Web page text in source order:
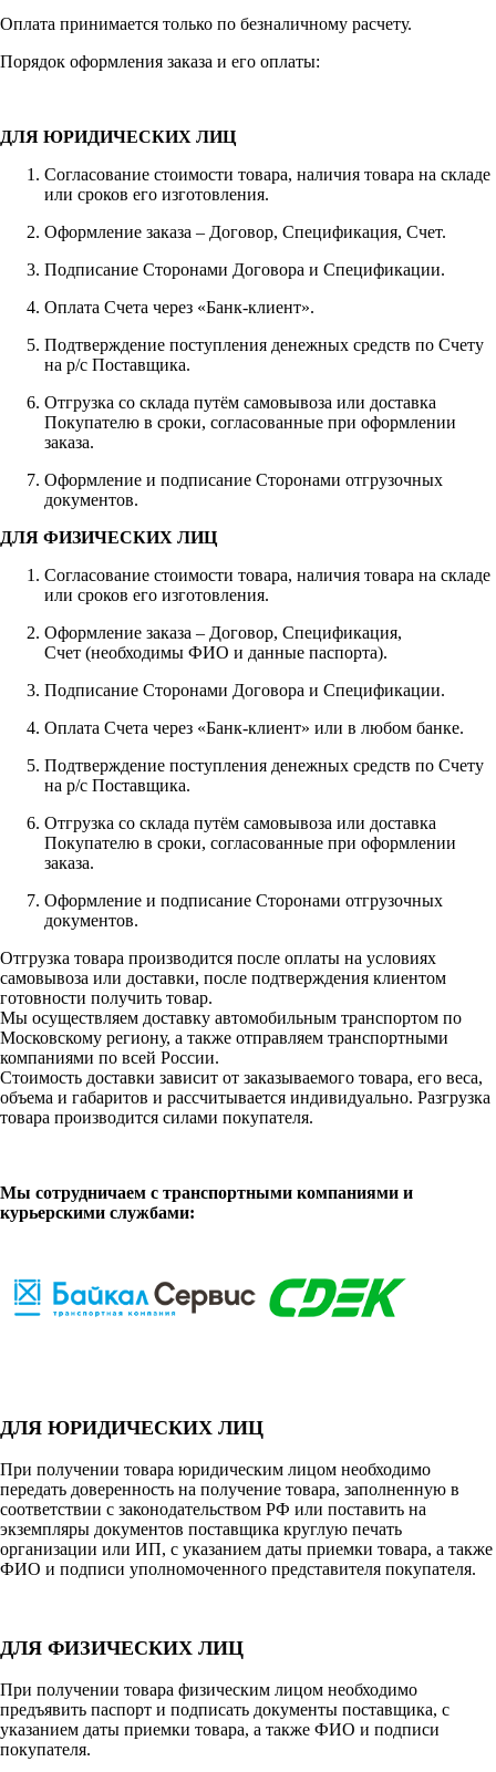
Оплата принимается только по безналичному расчету.
Порядок оформления заказа и его оплаты:
ДЛЯ ЮРИДИЧЕСКИХ ЛИЦ
Согласование стоимости товара, наличия товара на складе
или сроков его изготовления.
Оформление заказа – Договор, Спецификация, Счет.
Подписание Сторонами Договора и Спецификации.
Оплата Счета через «Банк-клиент».
Подтверждение поступления денежных средств по Счету
на р/с Поставщика.
Отгрузка со склада путём самовывоза или доставка
Покупателю в сроки, согласованные при оформлении
заказа.
Оформление и подписание Сторонами отгрузочных
документов.
ДЛЯ ФИЗИЧЕСКИХ ЛИЦ
Согласование стоимости товара, наличия товара на складе
или сроков его изготовления.
Оформление заказа – Договор, Спецификация,
Счет (необходимы ФИО и данные паспорта).
Подписание Сторонами Договора и Спецификации.
Оплата Счета через «Банк-клиент» или в любом банке.
Подтверждение поступления денежных средств по Счету
на р/с Поставщика.
Отгрузка со склада путём самовывоза или доставка
Покупателю в сроки, согласованные при оформлении
заказа.
Оформление и подписание Сторонами отгрузочных
документов.
Отгрузка товара производится после оплаты на условиях
самовывоза или доставки, после подтверждения клиентом
готовности получить товар.
Мы осуществляем доставку автомобильным транспортом по
Московскому региону, а также отправляем транспортными
компаниями по всей России.
Стоимость доставки зависит от заказываемого товара, его веса,
объема и габаритов и рассчитывается индивидуально. Разгрузка
товара производится силами покупателя.
Мы сотрудничаем с транспортными компаниями и
курьерскими службами:
ДЛЯ ЮРИДИЧЕСКИХ ЛИЦ
При получении товара юридическим лицом необходимо
передать доверенность на получение товара, заполненную в
соответствии с законодательством РФ или поставить на
экземпляры документов поставщика круглую печать
организации или ИП, с указанием даты приемки товара, а также
ФИО и подписи уполномоченного представителя покупателя.
ДЛЯ ФИЗИЧЕСКИХ ЛИЦ
При получении товара физическим лицом необходимо
предъявить паспорт и подписать документы поставщика, с
указанием даты приемки товара, а также ФИО и подписи
покупателя.